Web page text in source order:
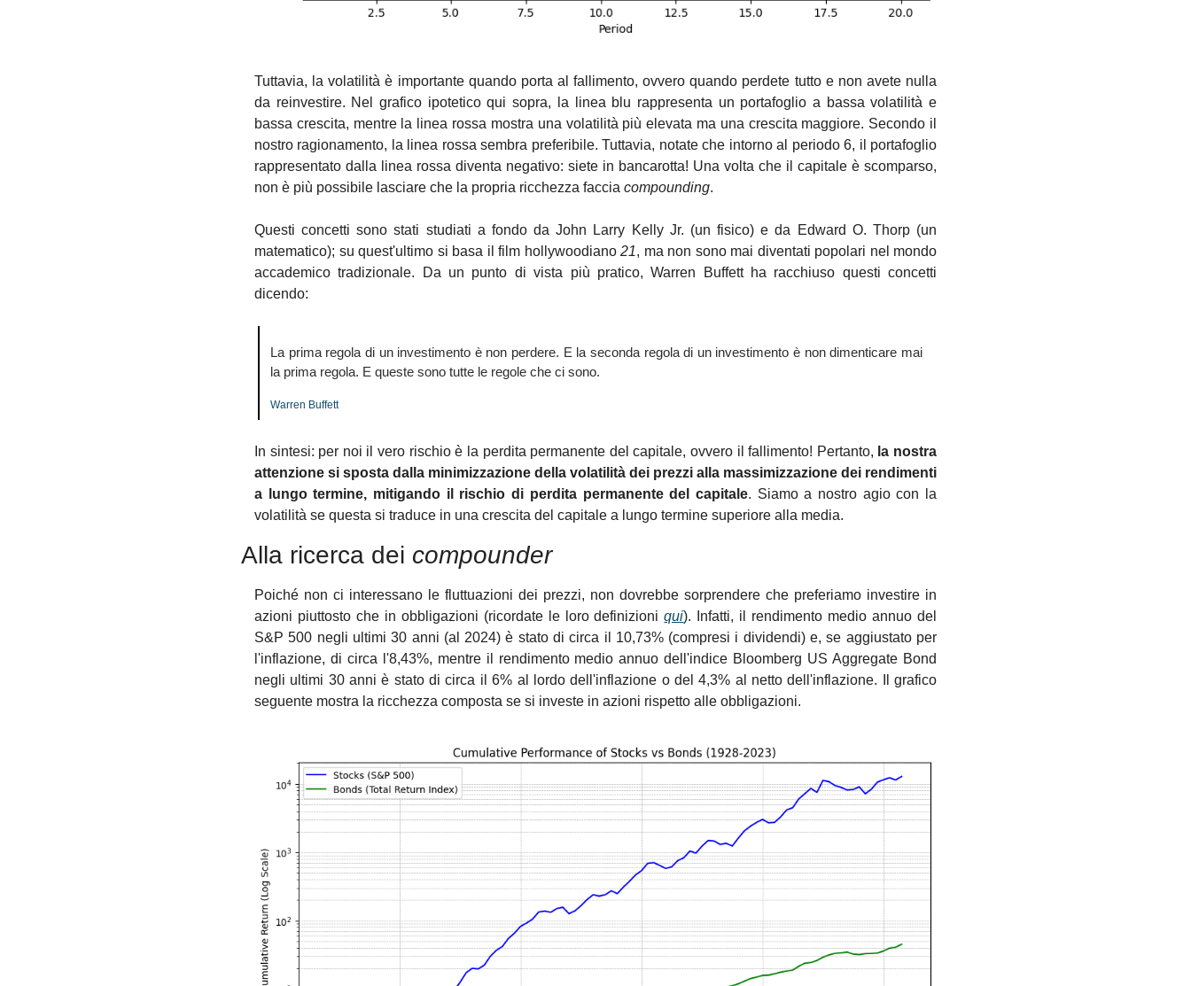
Tuttavia, la volatilità è importante quando porta al fallimento, ovvero quando perdete tutto e non avete nulla
da reinvestire. Nel grafico ipotetico qui sopra, la linea blu rappresenta un portafoglio a bassa volatilità e
bassa crescita, mentre la linea rossa mostra una volatilità più elevata ma una crescita maggiore. Secondo il
nostro ragionamento, la linea rossa sembra preferibile. Tuttavia, notate che intorno al periodo 6, il portafoglio
rappresentato dalla linea rossa diventa negativo: siete in bancarotta! Una volta che il capitale è scomparso,
non è più possibile lasciare che la propria ricchezza faccia compounding.
Questi concetti sono stati studiati a fondo da John Larry Kelly Jr. (un fisico) e da Edward O. Thorp (un
matematico); su quest'ultimo si basa il film hollywoodiano 21, ma non sono mai diventati popolari nel mondo
accademico tradizionale. Da un punto di vista più pratico, Warren Buffett ha racchiuso questi concetti
dicendo:
La prima regola di un investimento è non perdere. E la seconda regola di un investimento è non dimenticare mai
la prima regola. E queste sono tutte le regole che ci sono.
Warren Buffett
In sintesi: per noi il vero rischio è la perdita permanente del capitale, ovvero il fallimento! Pertanto, la nostra
attenzione si sposta dalla minimizzazione della volatilità dei prezzi alla massimizzazione dei rendimenti
a lungo termine, mitigando il rischio di perdita permanente del capitale. Siamo a nostro agio con la
volatilità se questa si traduce in una crescita del capitale a lungo termine superiore alla media.
Alla ricerca dei compounder
Poiché non ci interessano le fluttuazioni dei prezzi, non dovrebbe sorprendere che preferiamo investire in
azioni piuttosto che in obbligazioni (ricordate le loro definizioni qui). Infatti, il rendimento medio annuo del
S&P 500 negli ultimi 30 anni (al 2024) è stato di circa il 10,73% (compresi i dividendi) e, se aggiustato per
l'inflazione, di circa l'8,43%, mentre il rendimento medio annuo dell'indice Bloomberg US Aggregate Bond
negli ultimi 30 anni è stato di circa il 6% al lordo dell'inflazione o del 4,3% al netto dell'inflazione. Il grafico
seguente mostra la ricchezza composta se si investe in azioni rispetto alle obbligazioni.